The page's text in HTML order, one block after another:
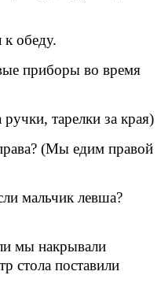
обеду.
приборы во время
тарелки за края)
(Мы едим правой
мальчик левша?
мы накрывали
стола поставили